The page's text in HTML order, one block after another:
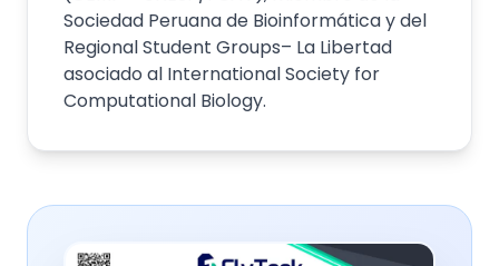
Sociedad Peruana de Bioinformática y del
Regional Student Groups– La Libertad
asociado al International Society for
Computational Biology.